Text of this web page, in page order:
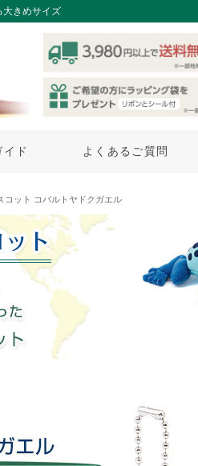
大きめサイズ
ド よくあるご質問
コット コバルトヤドクガエル